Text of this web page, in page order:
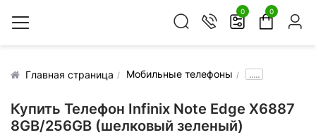
0 0
Главная страница Мобильные телефоны .....
Купить Телефон Infinix Note Edge X6887
8GB/256GB (шелковый зеленый)